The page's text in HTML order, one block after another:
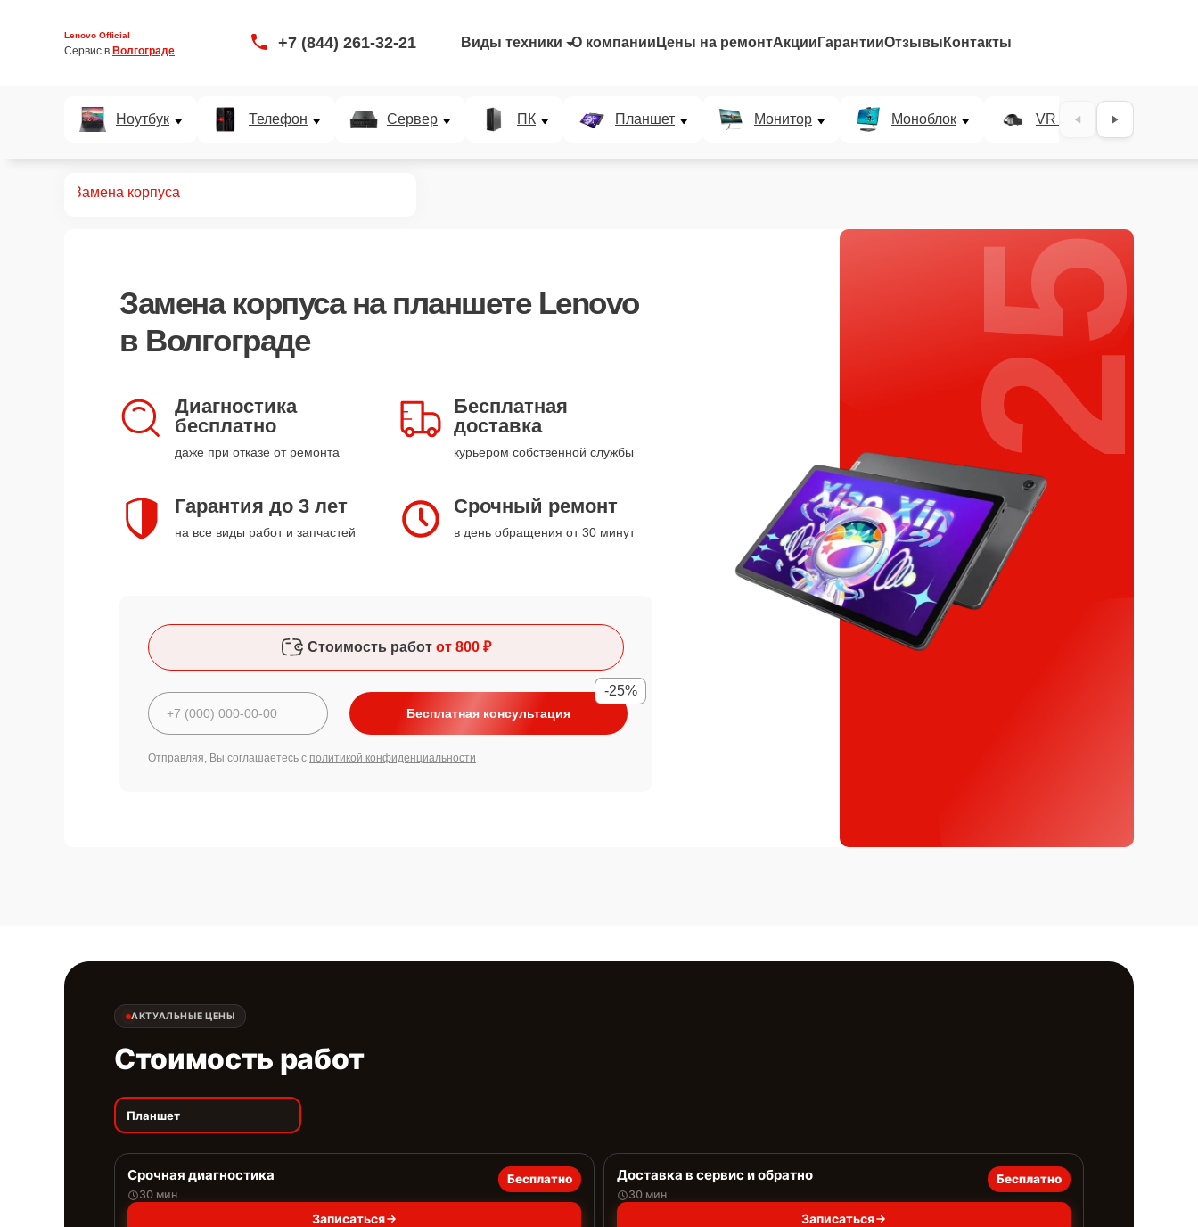
Lenovo Official
Сервис в Волгограде +7 (844) 261-32-21 Виды техники О компании Цены на ремонтАкции ГарантииОтзывы Контакты
Ноутбук Телефон Сервер ПК Планшет Монитор Моноблок VR система
Замена корпуса
Замена корпусана планшете Lenovo
в Волгограде
Диагностика
бесплатно
даже при отказе от ремонта
Бесплатная
доставка
курьером собственной службы
Гарантия до 3 лет
на все виды работ и запчастей
Срочный ремонт
в день обращения от 30 минут
Стоимость работ от 800 ₽
Бесплатная консультация
-25%
Отправляя, Вы соглашаетесь с политикой конфиденциальности
25%
АКТУАЛЬНЫЕ ЦЕНЫ
Стоимость работ
Планшет
Срочная диагностика
30 мин
Бесплатно
Записаться
Доставка в сервис и обратно
30 мин
Бесплатно
Записаться